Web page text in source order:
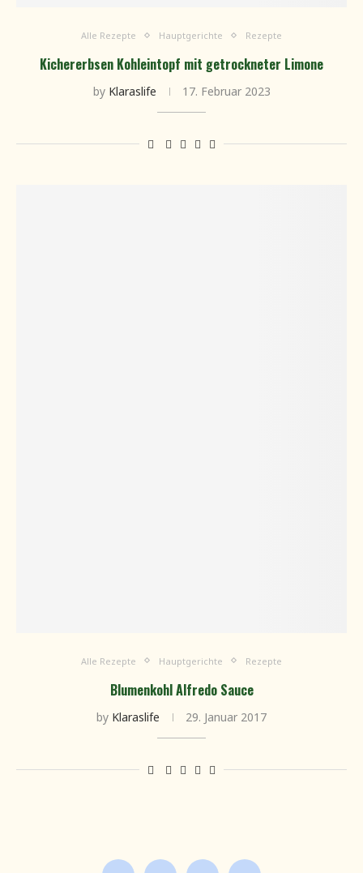
Alle Rezepte Hauptgerichte Rezepte
Kichererbsen Kohleintopf mit getrockneter Limone
by Klaraslife 17. Februar 2023
Alle Rezepte Hauptgerichte Rezepte
Blumenkohl Alfredo Sauce
by Klaraslife 29. Januar 2017